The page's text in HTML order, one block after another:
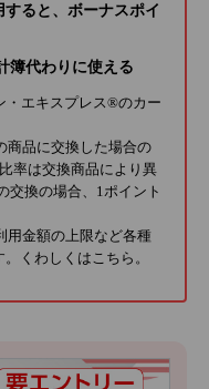
ると、ボーナスポイ
簿代わりに使える
・エキスプレス®のカー
商品に交換した場合の
率は交換商品により異
交換の場合、1ポイント
用金額の上限など各種
。くわしくは こちら 。